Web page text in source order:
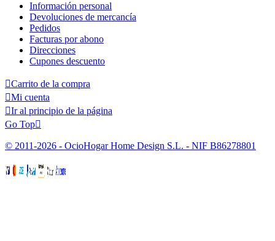
Información personal
Devoluciones de mercancía
Pedidos
Facturas por abono
Direcciones
Cupones descuento
Carrito de la compra
Mi cuenta
Ir al principio de la página
Go Top
© 2011-2026 - OcioHogar Home Design S.L. - NIF B86278801